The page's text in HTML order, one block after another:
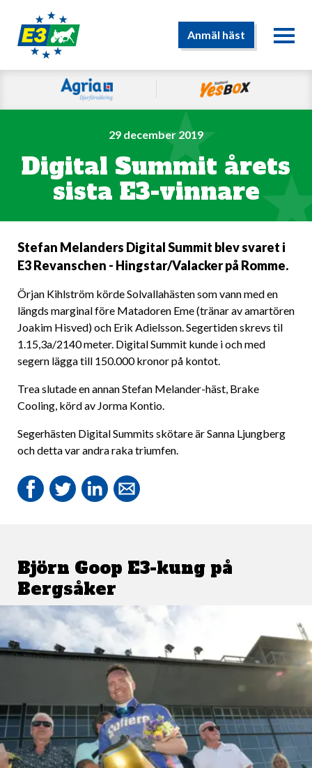
Anmäl häst
29 december 2019
Digital Summit årets
sista E3-vinnare
Stefan Melanders Digital Summit blev svaret i
E3 Revanschen - Hingstar/Valacker på Romme.
Örjan Kihlström körde Solvallahästen som vann med en
längds marginal före Matadoren Eme (tränar av amartören
Joakim Hisved) och Erik Adielsson. Segertiden skrevs til
1.15,3a/2140 meter. Digital Summit kunde i och med
segern lägga till 150.000 kronor på kontot.
Trea slutade en annan Stefan Melander-häst, Brake
Cooling, körd av Jorma Kontio.
Segerhästen Digital Summits skötare är Sanna Ljungberg
och detta var andra raka triumfen.
Björn Goop E3-kung på
Bergsåker